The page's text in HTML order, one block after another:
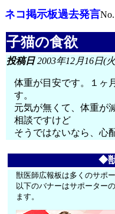
ネコ掲示板過去発言
子猫の食欲
投稿日2003年12月16日(
体重が目安です。１ヶ
す。
元気が無くて、体重が
相談ですけど
そうではないなら、心
◆
獣医師広報板は多くのサポ
以下のバナーはサポーター
ます。